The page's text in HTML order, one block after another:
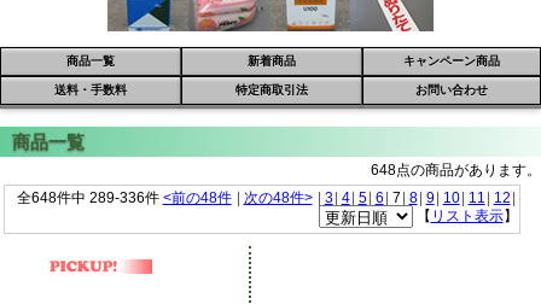
商品一覧 新着商品 キャンペーン商品
送料・手数料 特定商取引法 お問い合わせ
648点の商品があります。
全648件中 289-336件 <前の48件 次の48件> 3 4 5 6 7 8 9 10 11 12
【 リスト表示】